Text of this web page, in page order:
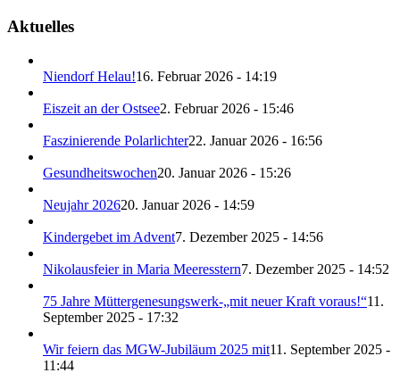
Aktuelles
Niendorf Helau!16. Februar 2026 - 14:19
Eiszeit an der Ostsee2. Februar 2026 - 15:46
Faszinierende Polarlichter22. Januar 2026 - 16:56
Gesundheitswochen20. Januar 2026 - 15:26
Neujahr 202620. Januar 2026 - 14:59
Kindergebet im Advent7. Dezember 2025 - 14:56
Nikolausfeier in Maria Meeresstern7. Dezember 2025 - 14:52
75 Jahre Müttergenesungswerk-„mit neuer Kraft voraus!“11.
September 2025 - 17:32
Wir feiern das MGW-Jubiläum 2025 mit11. September 2025 -
11:44